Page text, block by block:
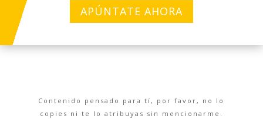
APÚNTATE AHORA
Contenido pensado para tí, por favor, no lo
copies ni te lo atribuyas sin mencionarme.